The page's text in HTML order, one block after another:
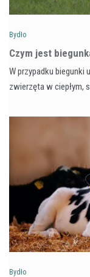
Bydło
Czym jest
W przypadku biegunki
zwierzęta w ciepłym,
Bydło